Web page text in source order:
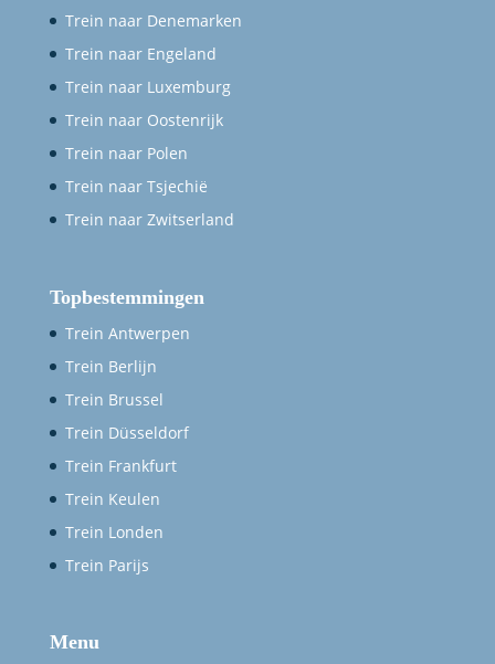
Trein naar Denemarken
Trein naar Engeland
Trein naar Luxemburg
Trein naar Oostenrijk
Trein naar Polen
Trein naar Tsjechië
Trein naar Zwitserland
Topbestemmingen
Trein Antwerpen
Trein Berlijn
Trein Brussel
Trein Düsseldorf
Trein Frankfurt
Trein Keulen
Trein Londen
Trein Parijs
Menu